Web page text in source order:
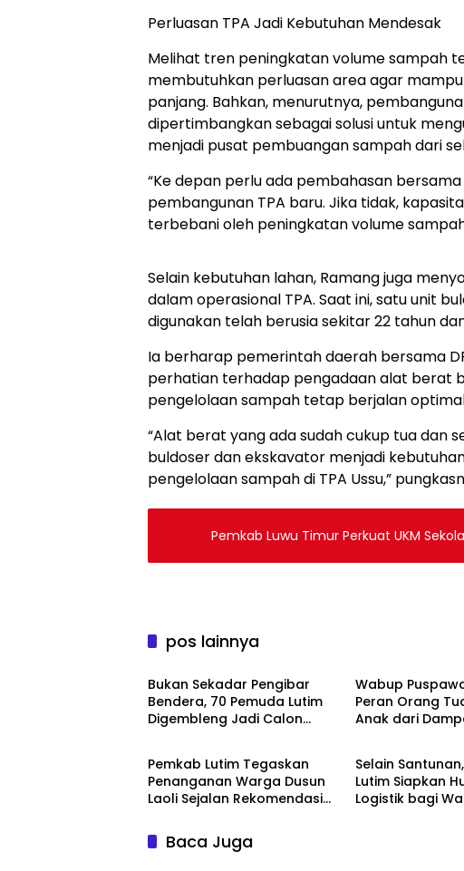
Perluasan TPA Jadi Kebutuhan Mendesak
Melihat tren peningkatan volume sampah
membutuhkan perluasan area agar
panjang. Bahkan, menurutnya,
dipertimbangkan sebagai solusi untuk
menjadi pusat pembuangan sampah dari
“Ke depan perlu ada pembahasan
pembangunan TPA baru. Jika tidak,
terbebani oleh peningkatan volume
Selain kebutuhan lahan, Ramang juga
dalam operasional TPA. Saat ini, satu unit
digunakan telah berusia sekitar 22 tahun
Ia berharap pemerintah daerah bersama
perhatian terhadap pengadaan alat berat
pengelolaan sampah tetap berjalan
“Alat berat yang ada sudah cukup tua dan
buldoser dan ekskavator menjadi
pengelolaan sampah di TPA Ussu,”
Pemkab Luwu Timur Perkuat UKM
pos lainnya
Berita
‎Bukan Sekadar Pengibar
Bendera, 70 Pemuda Lutim
Digembleng Jadi Calon
Wabup
Peran Orang
Anak dari
Berita
Pemkab Lutim Tegaskan
Penanganan Warga Dusun
Laoli Sejalan Rekomendasi
Berita
Selain
Lutim Siapkan
Logistik bagi
Baca Juga